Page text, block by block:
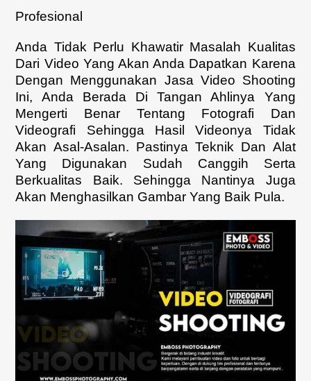
Profesional
Anda Tidak Perlu Khawatir Masalah Kualitas
Dari Video Yang Akan Anda Dapatkan Karena
Dengan Menggunakan Jasa Video Shooting
Ini, Anda Berada Di Tangan Ahlinya Yang
Mengerti Benar Tentang Fotografi Dan
Videografi Sehingga Hasil Videonya Tidak
Akan Asal-Asalan. Pastinya Teknik Dan Alat
Yang Digunakan Sudah Canggih Serta
Berkualitas Baik. Sehingga Nantinya Juga
Akan Menghasilkan Gambar Yang Baik Pula.